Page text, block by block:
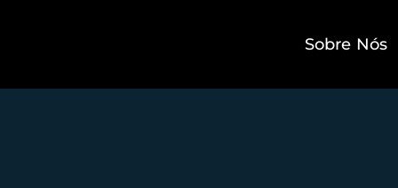
Sobre Nós